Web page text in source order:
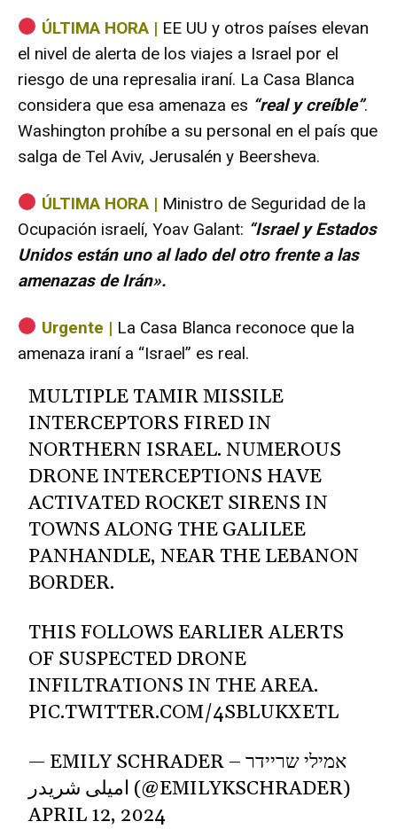
o
ÚLTIMA HORA | EE UU y otros países elevan
el nivel de alerta de los viajes a Israel por el
riesgo de una represalia iraní. La Casa Blanca
considera que esa amenaza es “real y creíble”.
Washington prohíbe a su personal en el país que
salga de Tel Aviv, Jerusalén y Beersheva.
ÚLTIMA HORA | Ministro de Seguridad de la
Ocupación israelí, Yoav Galant: “Israel y Estados
Unidos están uno al lado del otro frente a las
amenazas de Irán».
Urgente | La Casa Blanca reconoce que la
amenaza iraní a “Israel” es real.
MULTIPLE TAMIR MISSILE
INTERCEPTORS FIRED IN
NORTHERN ISRAEL. NUMEROUS
DRONE INTERCEPTIONS HAVE
ACTIVATED ROCKET SIRENS IN
TOWNS ALONG THE GALILEE
PANHANDLE, NEAR THE LEBANON
BORDER.
THIS FOLLOWS EARLIER ALERTS
OF SUSPECTED DRONE
INFILTRATIONS IN THE AREA.
PIC.TWITTER.COM/4SBLUKXETL
— EMILY SCHRADER – אמילי שריידר
امیلی شریدر (@EMILYKSCHRADER)
APRIL 12, 2024